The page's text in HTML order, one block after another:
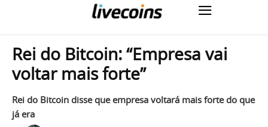
Rei do Bitcoin: “Empresa vai
voltar mais forte”
Rei do Bitcoin disse que empresa voltará mais forte do que
já era